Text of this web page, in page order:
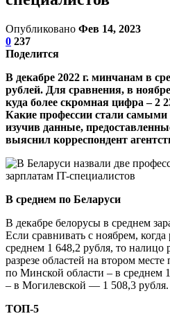
Опубликовано Фев 14, 2023
0 237
Поделится
В декабре 2022 г. минчанам в
рублей. Для сравнения, в
куда более скромная цифра – 2
Какие профессии стали
изучив данные,
выяснил корреспондент
В среднем по Беларуси
В декабре белорусы в среднем
Если сравнивать с ноябрем, когда
среднем 1 648,2 рубля, то налицо
разрезе областей на втором
по Минской области – в среднем
– в Могилевской — 1 508,3 рубля.
ТОП-5